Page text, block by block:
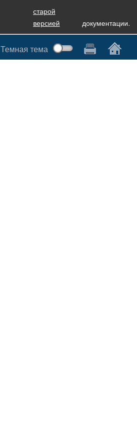
старой
версией
документации.
Темная тема